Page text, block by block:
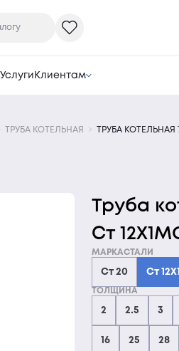
Услуги Клиентам
ТРУБА КОТЕЛЬНАЯ ТРУБА КОТЕЛЬНАЯ
Труба
Ст
МАРКАСТАЛИ
Ст 20 Ст
ТОЛЩИНА
2 2.5 3
16 25 28